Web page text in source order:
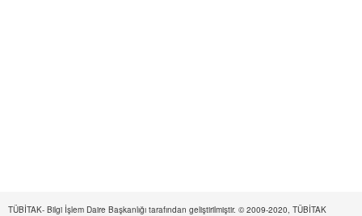
TÜBİTAK- Bilgi İşlem Daire Başkanlığı tarafından geliştirilmiştir. © 2009-2020, TÜBİTAK